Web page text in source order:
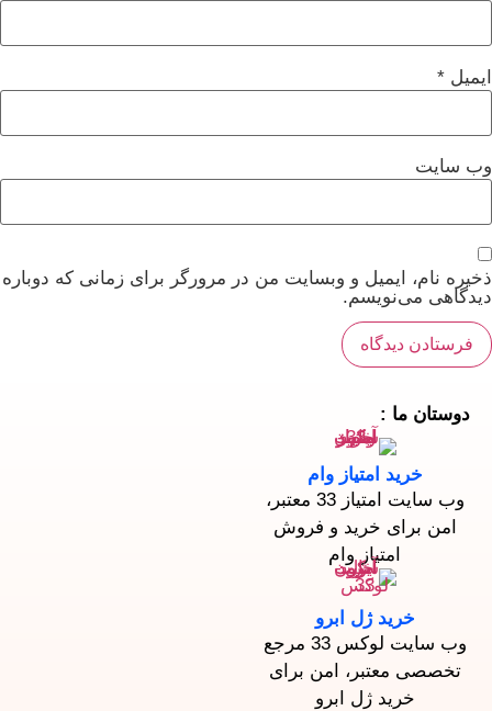
ایمیل *
وب‌ سایت
ذخیره نام، ایمیل و وبسایت من در مرورگر برای زمانی که دوباره
دیدگاهی می‌نویسم.
دوستان ما :
خرید امتیاز وام
وب سایت امتیاز 33 معتبر،
امن برای خرید و فروش
امتیاز وام
خرید ژل ابرو
وب سایت لوکس 33 مرجع
تخصصی معتبر، امن برای
خرید ژل ابرو